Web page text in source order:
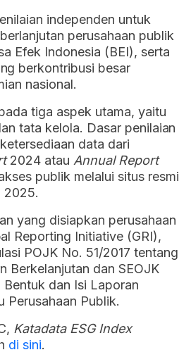
independen untuk
perusahaan publik
Efek Indonesia (BEI), serta
berkontribusi besar
nasional.
tiga aspek utama, yaitu
tata kelola. Dasar penilaian
data dari
2024 atau Annual Report
publik melalui situs resmi
2025.
yang disiapkan perusahaan
Reporting Initiative (GRI),
POJK No. 51/2017 tentang
Berkelanjutan dan SEOJK
Bentuk dan Isi Laporan
Perusahaan Publik.
Katadata ESG Index
di sini.